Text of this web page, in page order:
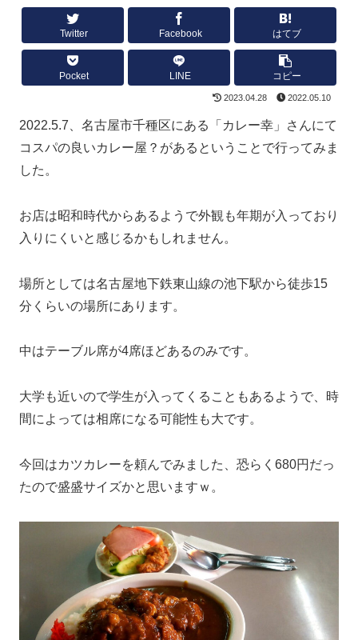
Twitter Facebook はてブ
Pocket LINE コピー
2023.04.28 2022.05.10
2022.5.7、名古屋市千種区にある「カレー幸」さんにて
コスパの良いカレー屋？があるということで行ってみま
した。
お店は昭和時代からあるようで外観も年期が入っており
入りにくいと感じるかもしれません。
場所としては名古屋地下鉄東山線の池下駅から徒歩15
分くらいの場所にあります。
中はテーブル席が4席ほどあるのみです。
大学も近いので学生が入ってくることもあるようで、時
間によっては相席になる可能性も大です。
今回はカツカレーを頼んでみました、恐らく680円だっ
たので盛盛サイズかと思いますｗ。